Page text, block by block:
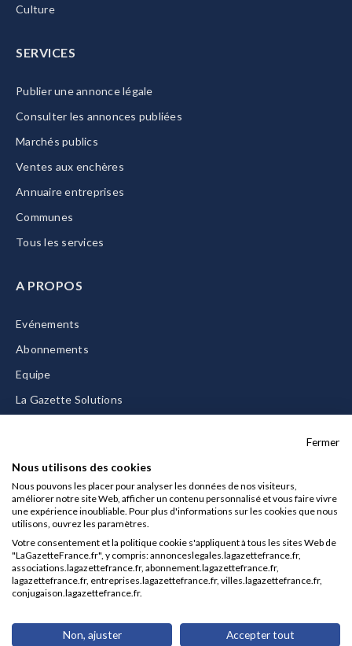
Culture
SERVICES
Publier une annonce légale
Consulter les annonces publiées
Marchés publics
Ventes aux enchères
Annuaire entreprises
Communes
Tous les services
A PROPOS
Evénements
Abonnements
Equipe
La Gazette Solutions
Mentions légales
CGU/CGV
Données personnelles
Charte sur les cookies
Gérer vos cookies
© 2026 La Gazette France
Fermer
Nous utilisons des cookies
Nous pouvons les placer pour analyser les données de nos visiteurs,
améliorer notre site Web, afficher un contenu personnalisé et vous faire vivre
une expérience inoubliable. Pour plus d'informations sur les cookies que nous
utilisons, ouvrez les paramètres.
Votre consentement et la politique cookie s'appliquent à tous les sites Web de
"LaGazetteFrance.fr", y compris: annonceslegales.lagazettefrance.fr,
associations.lagazettefrance.fr, abonnement.lagazettefrance.fr,
lagazettefrance.fr, entreprises.lagazettefrance.fr, villes.lagazettefrance.fr,
conjugaison.lagazettefrance.fr.
Non, ajuster Accepter tout